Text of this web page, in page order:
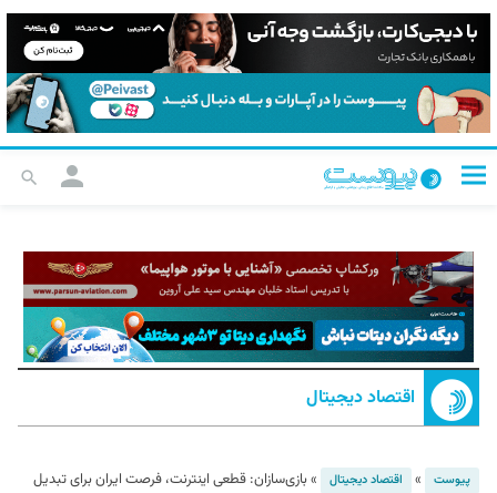
اقتصاد دیجیتال
پیوست » اقتصاد دیجیتال »بازی‌سازان: قطعی اینترنت، فرصت ایران برای تبدیل